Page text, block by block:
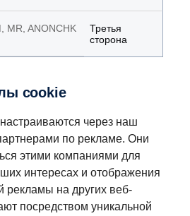
MR, ANONCHK
Третья
сторона
cookie
через наш
по рекламе. Они
этими компаниями для
интересах и отображения
рекламы на других веб-
посредством уникальной